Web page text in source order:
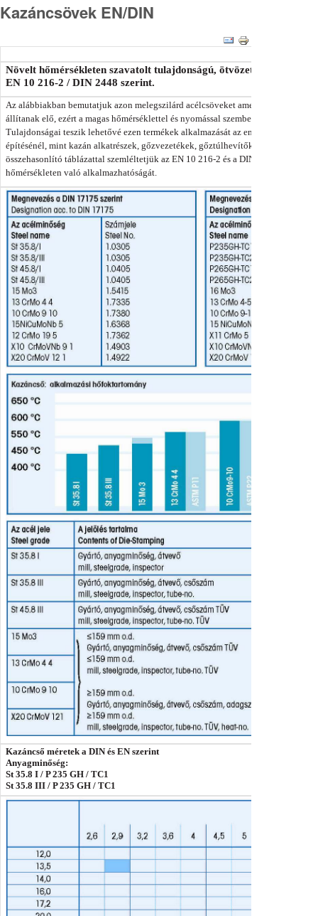
Kazáncsövek EN/DIN
Növelt hőmérsékleten szavatolt tulajdonságú, ötvözetlen és
EN 10 216-2 / DIN 2448 szerint.
Az alábbiakban bemutatjuk azon melegszilárd acélcsöveket amelyeket
állítanak elő, ezért a magas hőmérséklettel és nyomással szemben ellenállóak.
Tulajdonságai teszik lehetővé ezen termékek alkalmazását az energetikában és
építésénél, mint kazán alkatrészek, gőzvezetékek, gőztúlhevítők a
összehasonlító táblázattal szemléltetjük az EN 10 216-2 és a DIN 17175
hőmérsékleten való alkalmazhatóságát.
Kazáncső méretek a DIN és EN szerint
Anyagminőség:
St 35.8 I / P 235 GH / TC1
St 35.8 III / P 235 GH / TC1